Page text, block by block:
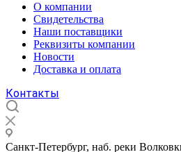
О компании
Свидетельства
Наши поставщики
Реквизиты компании
Новости
Доставка и оплата
Контакты
Санкт-Петербург, наб. реки